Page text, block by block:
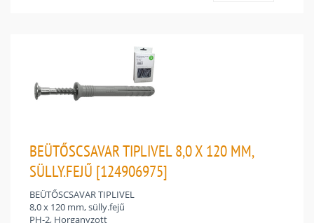
BEÜTŐSCSAVAR TIPLIVEL 8,0 X 120 MM,
SÜLLY.FEJŰ [124906975]
BEÜTŐSCSAVAR TIPLIVEL
8,0 x 120 mm, sülly.fejű
PH-2, Horganyzott